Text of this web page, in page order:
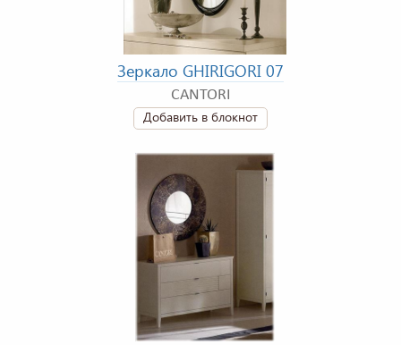
Зеркало GHIRIGORI 07
CANTORI
Добавить в блокнот